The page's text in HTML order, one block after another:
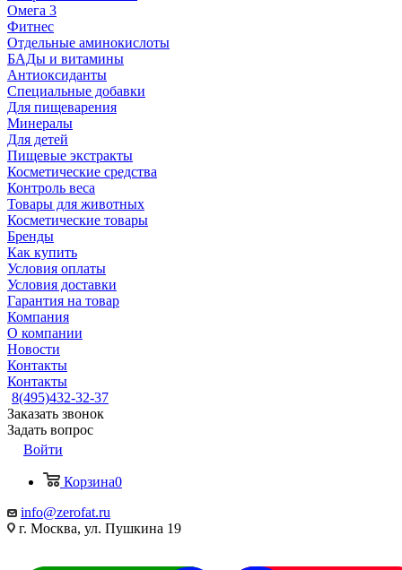
Омега 3
Фитнес
Отдельные аминокислоты
БАДы и витамины
Антиоксиданты
Специальные добавки
Для пищеварения
Минералы
Для детей
Пищевые экстракты
Косметические средства
Контроль веса
Товары для животных
Косметические товары
Бренды
Как купить
Условия оплаты
Условия доставки
Гарантия на товар
Компания
О компании
Новости
Контакты
Контакты
8(495)432-32-37
Заказать звонок
Задать вопрос
Войти
Корзина0
info@zerofat.ru
г. Москва, ул. Пушкина 19